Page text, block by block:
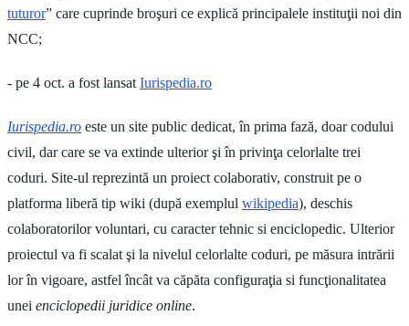
tuturor” care cuprinde broşuri ce explică principalele instituţii noi din
NCC;
- pe 4 oct. a fost lansat Iurispedia.ro
Iurispedia.ro este un site public dedicat, în prima fază, doar codului
civil, dar care se va extinde ulterior şi în privinţa celorlalte trei
coduri. Site-ul reprezintă un proiect colaborativ, construit pe o
platforma liberă tip wiki (după exemplul wikipedia), deschis
colaboratorilor voluntari, cu caracter tehnic si enciclopedic. Ulterior
proiectul va fi scalat şi la nivelul celorlalte coduri, pe măsura intrării
lor în vigoare, astfel încât va căpăta configuraţia si funcţionalitatea
unei enciclopedii juridice online.